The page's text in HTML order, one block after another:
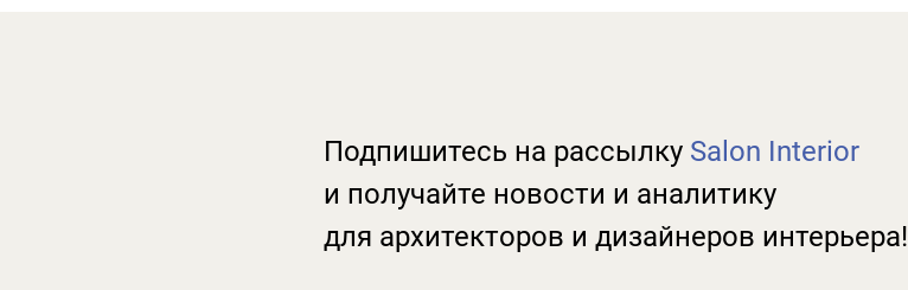
Подпишитесь на рассылку Salon Interior
и получайте новости и аналитику
для архитекторов и дизайнеров интерьера!